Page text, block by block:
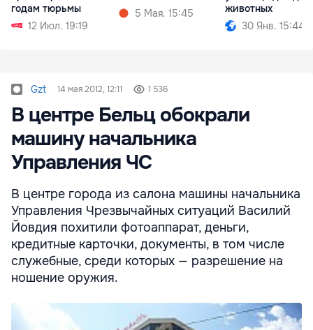
годам тюрьмы
12 Июл. 19:19
5 Мая. 15:45
животных
30 Янв. 15:44
Gzt 14 мая 2012, 12:11 1 536
В центре Бельц обокрали
машину начальника
Управления ЧС
В центре города из салона машины начальника
Управления Чрезвычайных ситуаций Василий
Йовдия похитили фотоаппарат, деньги,
кредитные карточки, документы, в том числе
служебные, среди которых — разрешение на
ношение оружия.